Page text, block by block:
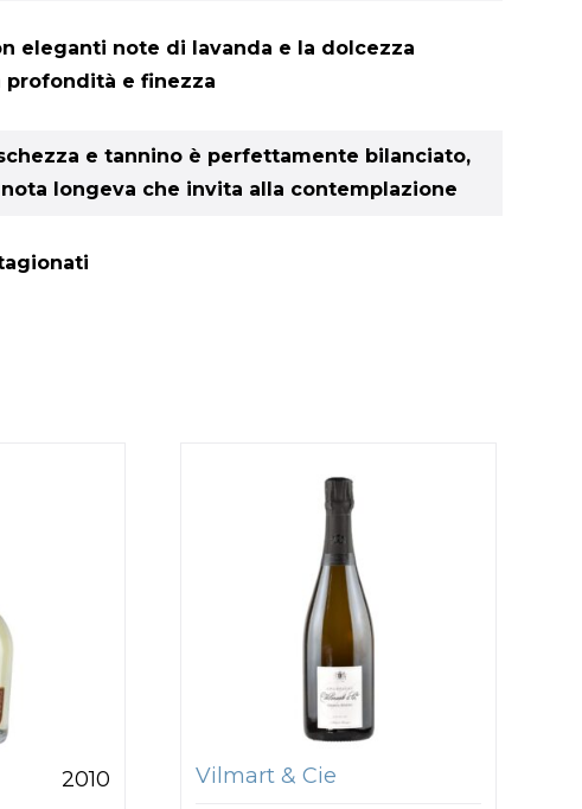
eleganti note di lavanda e la dolcezza
profondità e finezza
e tannino è perfettamente bilanciato,
longeva che invita alla contemplazione
2010 Vilmart & Cie